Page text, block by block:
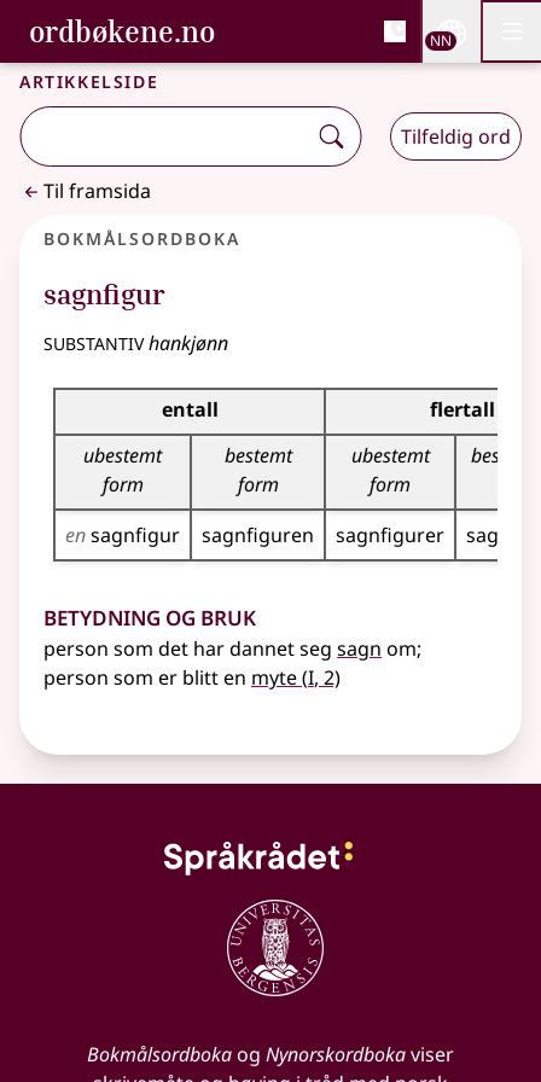
Gå til hovudinnhald
Tilgjenge
ordbøkene.no, Bokmålsordboka og
Bokmålsordboka og Nynorskordboka
NN
Artikkelside
Tilfeldig ord
Til framsida
Bokmålsordboka
sagnfigur
substantivhankjønn
Bøyingstabell for dette substantivet
entall
flertall
ubestemt
form
bestemt
form
ubestemt
form
ensagnfigur sagnfiguren sagnfigurer
Betydning og bruk
person som det har dannet seg sagn om;
person som er blitt en myte(1
I, 2)
Bokmålsordbokaog Nynorskordbokaviser